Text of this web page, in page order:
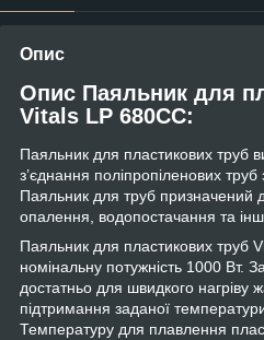
Опис
Опис Паяльник для
Vitals LP 680CC:
Паяльник для пластикових труб
з’єднання поліпропіленових
Паяльник для труб призначений
опалення, водопостачання та
Паяльник для пластикових труб
номінальну потужність 1000 Вт.
достатньо для швидкого нагріву
підтримання заданої
Температуру для плавлення